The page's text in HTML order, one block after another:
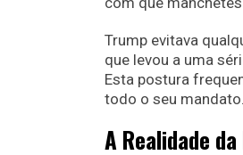
Trump evitava
que levou a uma
Esta postura
todo o seu mandato.
A Realidade